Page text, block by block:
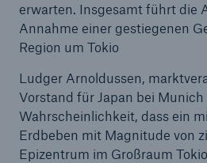
erwarten. Insgesamt führt die
Annahme einer gestiegenen
Region um Tokio
Ludger Arnoldussen,
Vorstand für Japan bei Munich
Wahrscheinlichkeit, dass ein
Erdbeben mit Magnitude von
Epizentrum im Großraum
Reinsurance Property/Casualty
Marine Trend Radar 2025